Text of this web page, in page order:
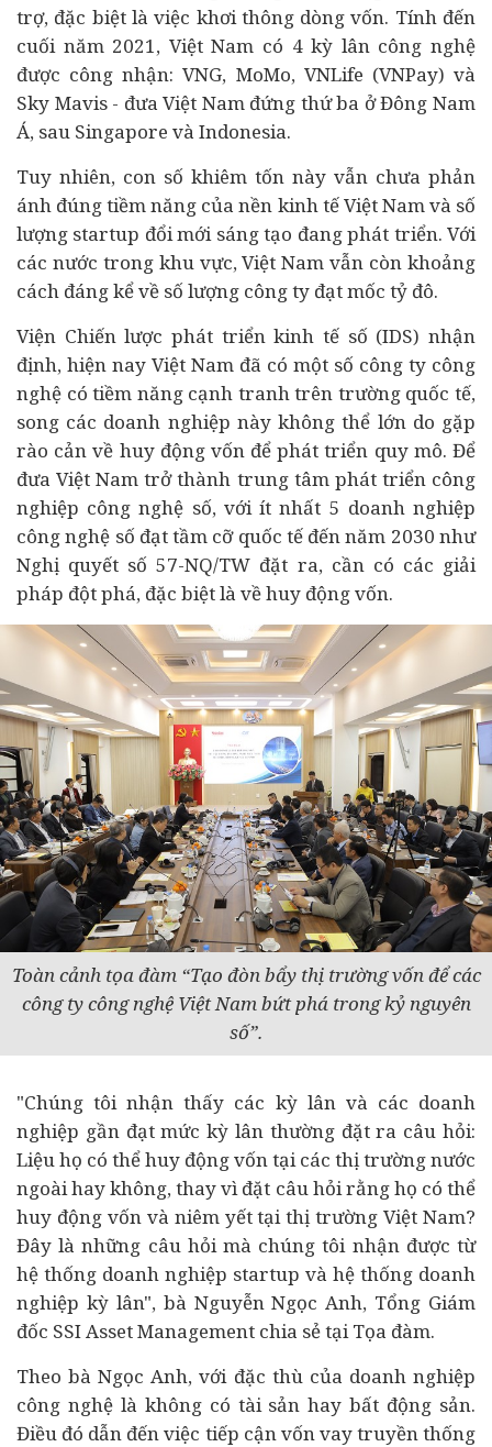
trợ, đặc biệt là việc khơi thông dòng vốn. Tính đến
cuối năm 2021, Việt Nam có 4 kỳ lân công nghệ
được công nhận: VNG, MoMo, VNLife (VNPay) và
Sky Mavis - đưa Việt Nam đứng thứ ba ở Đông Nam
Á, sau Singapore và Indonesia.
Tuy nhiên, con số khiêm tốn này vẫn chưa phản
ánh đúng tiềm năng của nền kinh tếViệt Nam và số
lượng startup đổi mới sáng tạo đang phát triển. Với
các nước trong khu vực, Việt Nam vẫn còn khoảng
cách đáng kể về số lượng công ty đạt mốc tỷ đô.
Viện Chiến lược phát triển kinh tế số (IDS) nhận
định, hiện nay Việt Nam đã có một số công ty công
nghệ có tiềm năng cạnh tranh trên trường quốc tế,
song các doanh nghiệp này không thể lớn do gặp
rào cản về huy động vốn để phát triển quy mô. Để
đưa Việt Nam trở thành trung tâm phát triển công
nghiệp công nghệ số, với ít nhất 5 doanh nghiệp
công nghệ số đạt tầm cỡ quốc tế đến năm 2030 như
Nghị quyết số 57-NQ/TW đặt ra, cần có các giải
pháp đột phá, đặc biệt là về huy động vốn.
Toàn cảnh tọa đàm “Tạo đòn bẩy thị trường vốn để các
công ty công nghệ Việt Nam bứt phá trong kỷ nguyên
số”.
"Chúng tôi nhận thấy các kỳ lân và các doanh
nghiệp gần đạt mức kỳ lân thường đặt ra câu hỏi:
Liệu họ có thể huy động vốn tại các thị trường nước
ngoài hay không, thay vì đặt câu hỏi rằng họ có thể
huy động vốn và niêm yết tại thị trường Việt Nam?
Đây là những câu hỏi mà chúng tôi nhận được từ
hệ thống doanh nghiệp startup và hệ thống doanh
nghiệp kỳ lân", bà Nguyễn Ngọc Anh, Tổng Giám
đốc SSI Asset Management chia sẻ tại Tọa đàm.
Theo bà Ngọc Anh,với đặc thù của doanh nghiệp
công nghệ là không có tài sản haybất động sản.
Điều đó dẫn đến việc tiếp cận vốn vay truyền thống